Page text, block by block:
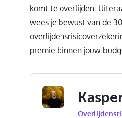
komt te overlijden.
wees je bewust van de
premie binnen jouw